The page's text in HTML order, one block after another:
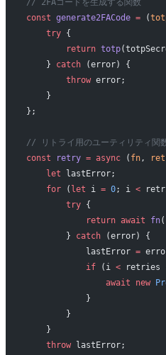
// 2FAコードを生成する関数
const generate2FACode = (
    try
{
        return
totp
    }
catch (error) {
        throw
error;
    }
};
// リトライ用のユーティリティ関
const retry = async ( fn,
    let
lastError;
    for
( let i = 0; i <
        try
{
            return
await fn
        }
catch (error) {
            lastError
=
            if
(i < retries
                await
new
            }
        }
    }
    throw
lastError;